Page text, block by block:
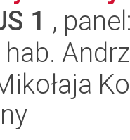
1 ,